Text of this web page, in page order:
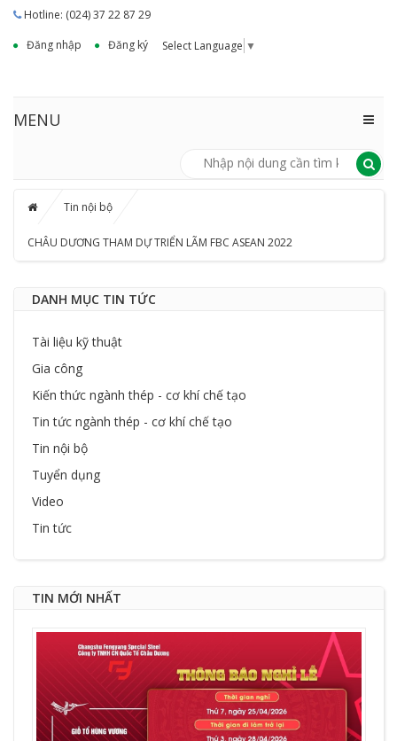
Hotline: (024) 37 22 87 29
Đăng nhập
Đăng ký Select Language ▼
MENU
Tin nội bộ
CHÂU DƯƠNG THAM DỰ TRIỂN LÃM FBC ASEAN 2022
DANH MỤC TIN TỨC
Tài liệu kỹ thuật
Gia công
Kiến thức ngành thép - cơ khí chế tạo
Tin tức ngành thép - cơ khí chế tạo
Tin nội bộ
Tuyển dụng
Video
Tin tức
TIN MỚI NHẤT